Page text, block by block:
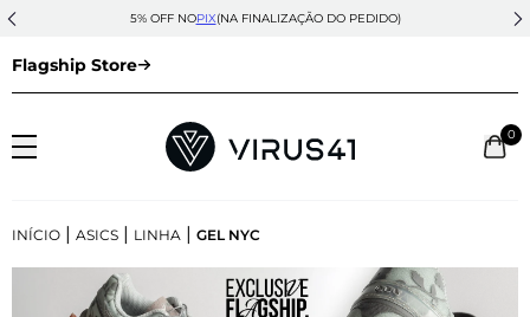
5% OFF NOPIX(NA FINALIZAÇÃO DO PEDIDO)
Flagship Store
0
INÍCIO | ASICS | LINHA | GEL NYC